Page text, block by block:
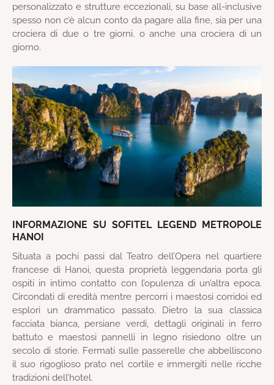
personalizzato e strutture eccezionali, su base all-inclusive
spesso non c’è alcun conto da pagare alla fine, sia per una
crociera di due o tre giorni. o anche una crociera di un
giorno.
INFORMAZIONE SU SOFITEL LEGEND METROPOLE
HANOI
Situata a pochi passi dal Teatro dell’Opera nel quartiere
francese di Hanoi, questa proprietà leggendaria porta gli
ospiti in intimo contatto con l’opulenza di un’altra epoca.
Circondati di eredità mentre percorri i maestosi corridoi ed
esplori un drammatico passato. Dietro la sua classica
facciata bianca, persiane verdi, dettagli originali in ferro
battuto e maestosi pannelli in legno risiedono oltre un
secolo di storie. Fermati sulle passerelle che abbelliscono
il suo rigoglioso prato nel cortile e immergiti nelle ricche
tradizioni dell’hotel.